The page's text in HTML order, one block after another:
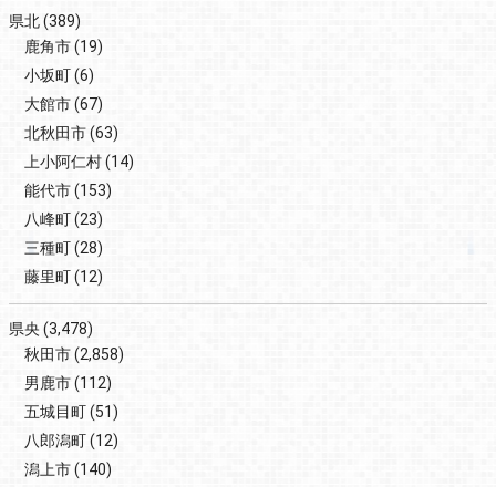
県北(389)
鹿角市(19)
小坂町(6)
大館市(67)
北秋田市(63)
上小阿仁村(14)
能代市(153)
八峰町(23)
三種町(28)
藤里町(12)
県央 (3,478)
秋田市(2,858)
男鹿市(112)
五城目町(51)
八郎潟町(12)
潟上市(140)